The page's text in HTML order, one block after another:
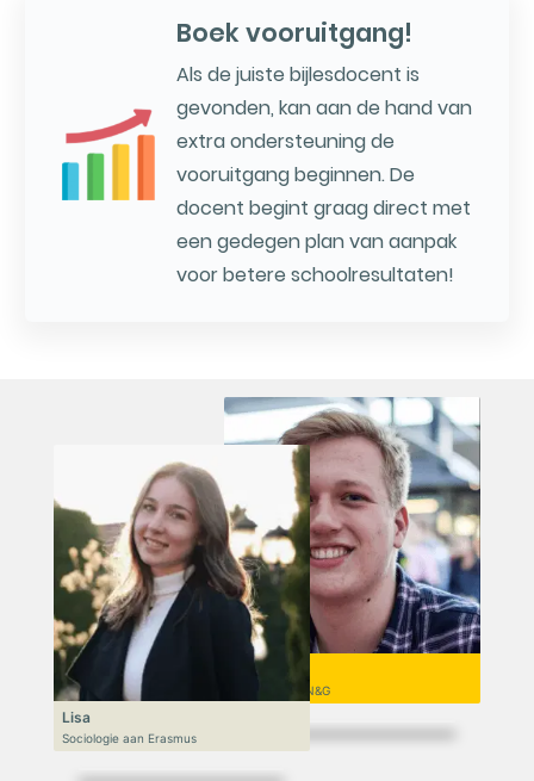
Boek vooruitgang!
Als de juiste bijlesdocent is
gevonden, kan aan de hand van
extra ondersteuning de
vooruitgang beginnen. De
docent begint graag direct met
een gedegen plan van aanpak
voor betere schoolresultaten!
Niek
VWO 6, N&T/N&G
Lisa
Sociologie aan Erasmus